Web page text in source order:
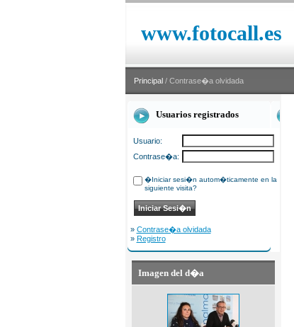
www.fotocall.es
Principal / Contrase�a olvidada
Usuarios registrados
Usuario:
Contrase�a:
�Iniciar sesi�n autom�ticamente en la
siguiente visita?
» Contrase�a olvidada
» Registro
Imagen del d�a